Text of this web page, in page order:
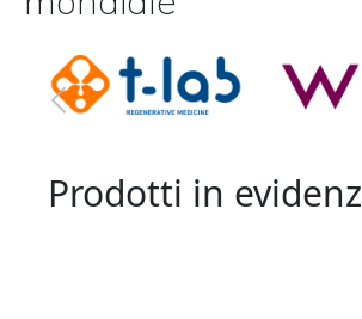
Prodotti in